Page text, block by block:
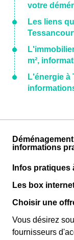
votre
Les liens
m²,
L'énergie à
informations
Infos pratiques
Les box
Choisir une
Vous désirez
fournisseurs